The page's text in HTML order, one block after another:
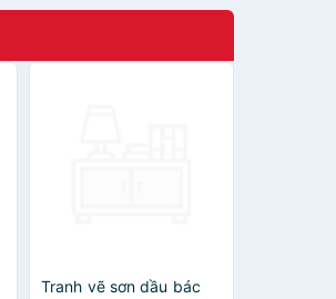
Tranh vẽ sơn dầu bác